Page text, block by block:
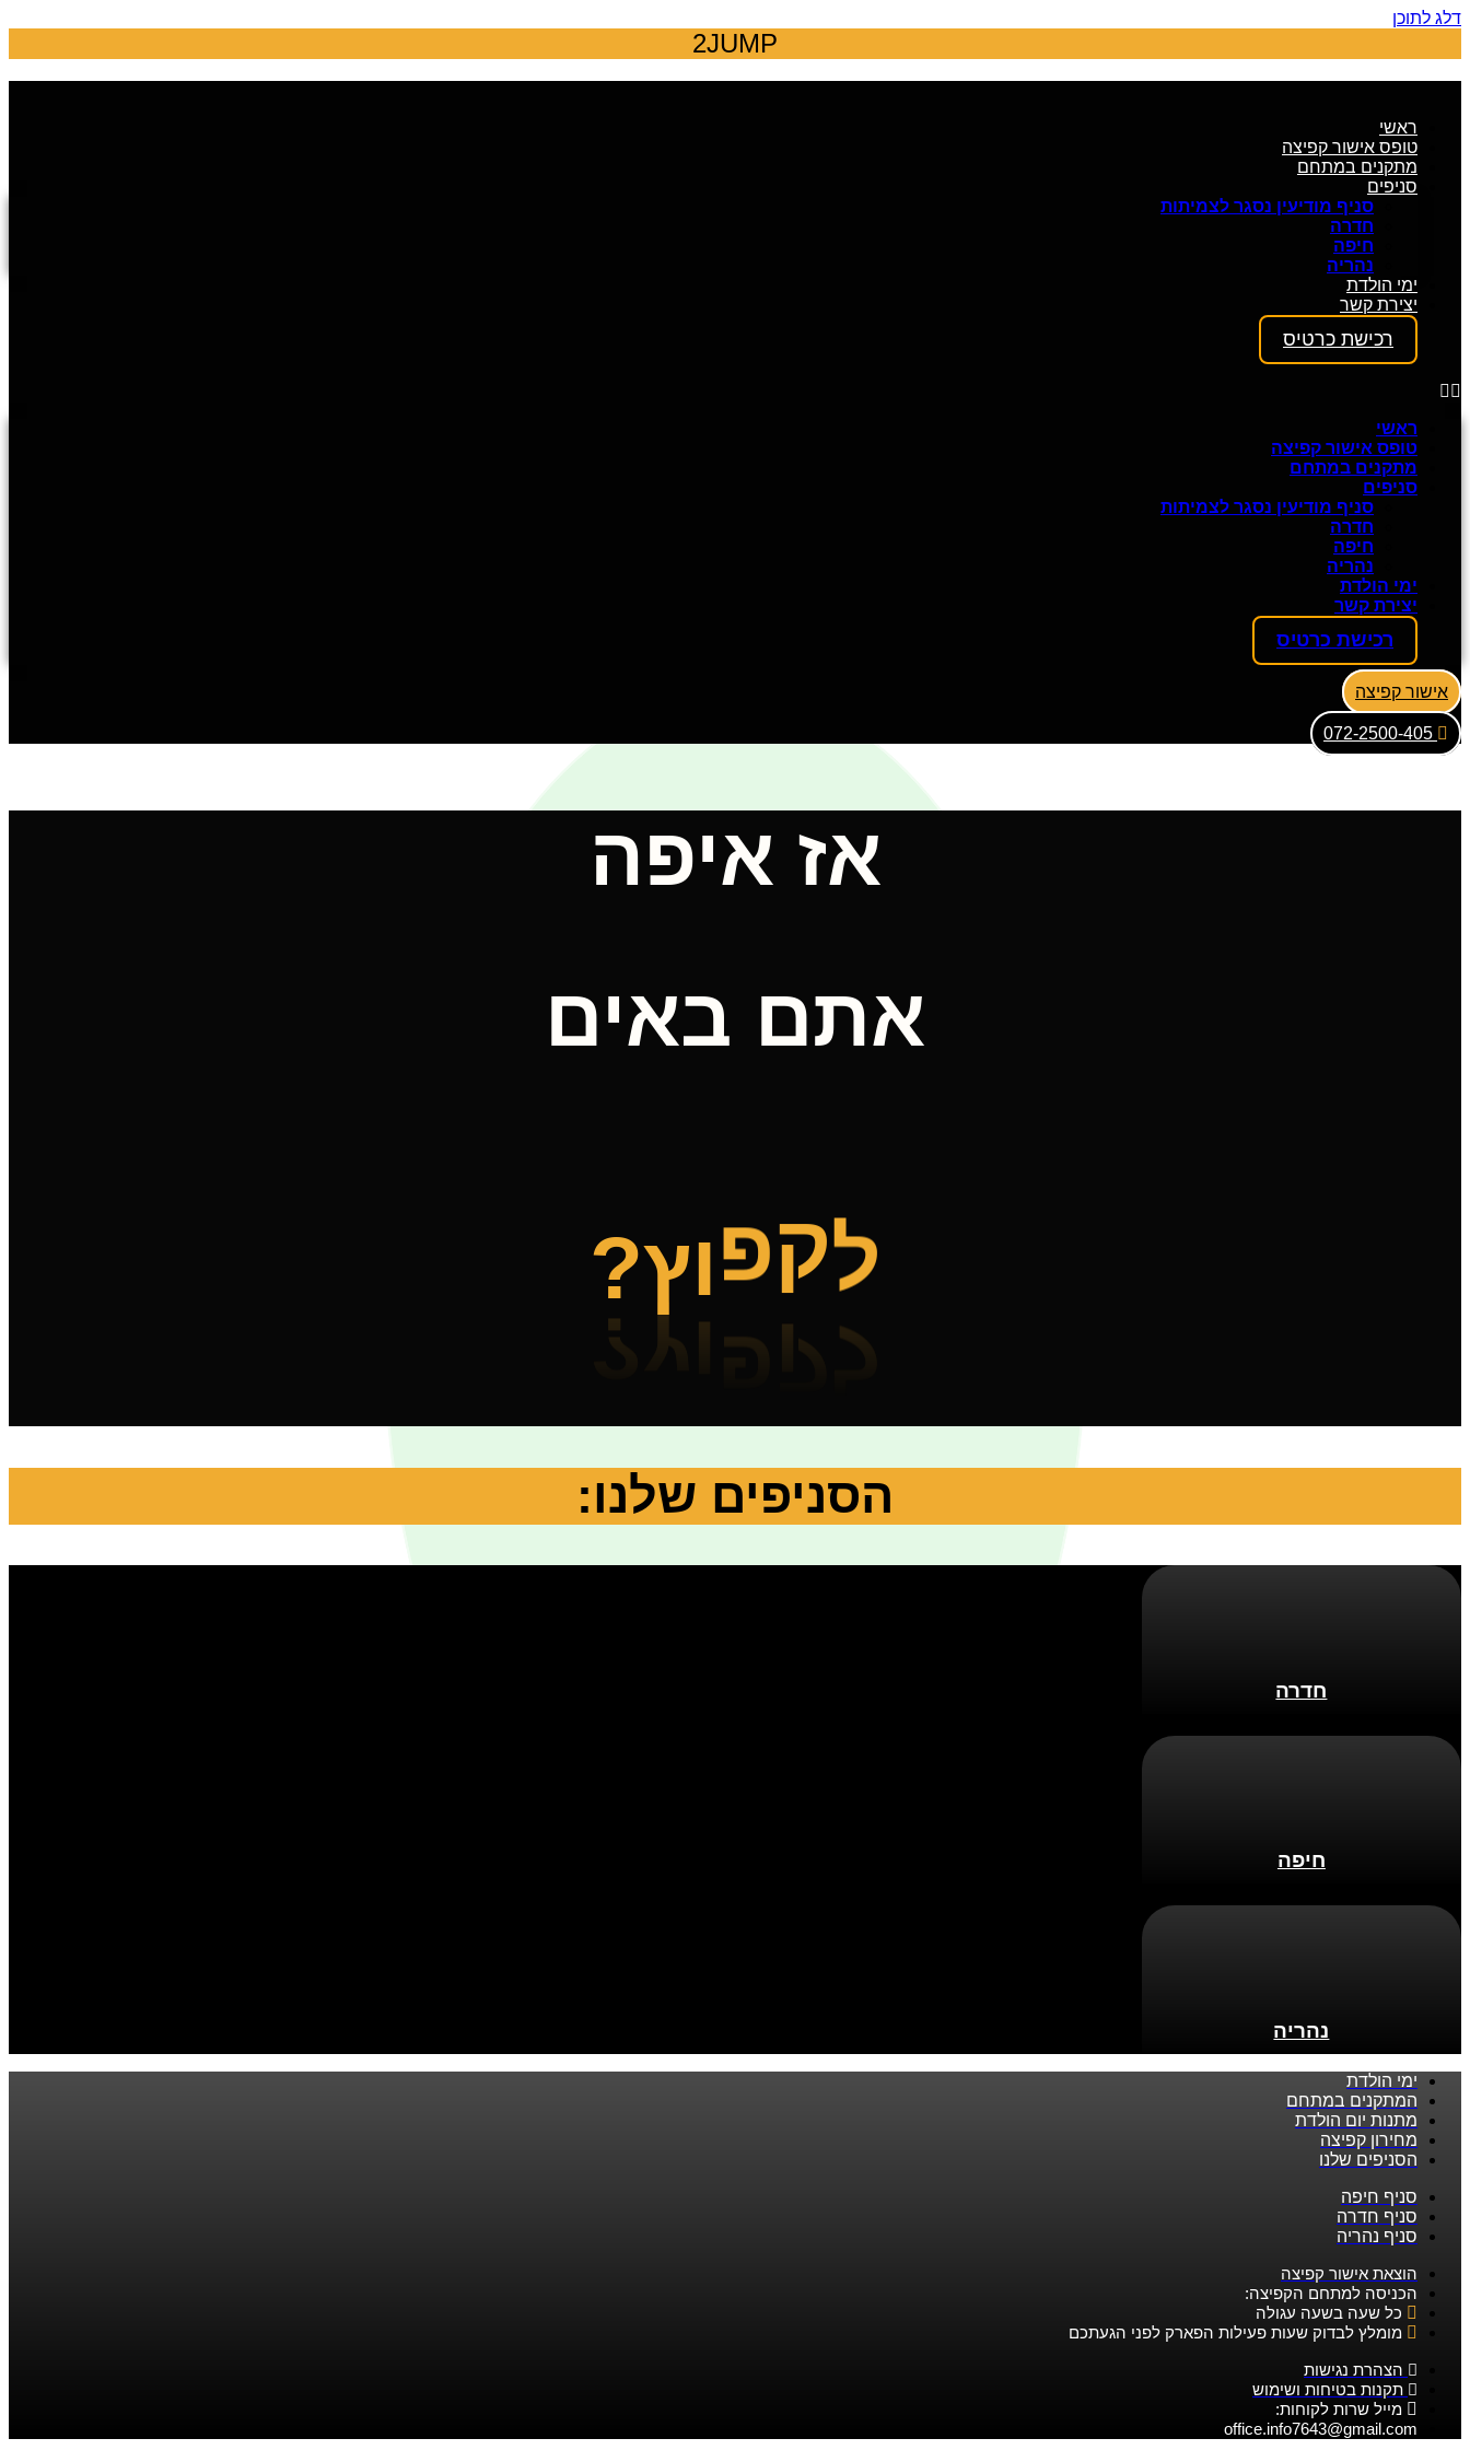
דלג לתוכן
2JUMP
ראשי
טופס אישור קפיצה
מתקנים במתחם
סניפים
סניף מודיעין נסגר לצמיתות
חדרה
חיפה
נהריה
ימי הולדת
יצירת קשר
רכישת כרטיס
ראשי
טופס אישור קפיצה
מתקנים במתחם
סניפים
סניף מודיעין נסגר לצמיתות
חדרה
חיפה
נהריה
ימי הולדת
יצירת קשר
רכישת כרטיס
אישור קפיצה
072-2500-405
אז איפה
אתם באים
לקפוץ?
הסניפים שלנו:
חדרה
חיפה
נהריה
ימי הולדת
המתקנים במתחם
מתנות יום הולדת
מחירון קפיצה
הסניפים שלנו
סניף חיפה
סניף חדרה
סניף נהריה
הוצאת אישור קפיצה
הכניסה למתחם הקפיצה:
כל שעה בשעה עגולה
מומלץ לבדוק שעות פעילות הפארק לפני הגעתכם
הצהרת נגישות
תקנות בטיחות ושימוש
מייל שרות לקוחות:
office.info7643@gmail.com